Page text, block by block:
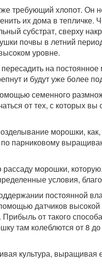
требующий хлопот. Он
их дома в
субстрат, сверху
почвы в летний
уровне.
на
и будут уже более
семенного
от тех, с которых
морошки,
парниковому
морошки,
условия,
постоянной
датчиков
от такого
там колеблются от 8 до
культура, выращивая